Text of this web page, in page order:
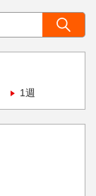
1週